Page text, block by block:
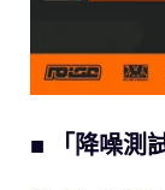
■ 「降噪測